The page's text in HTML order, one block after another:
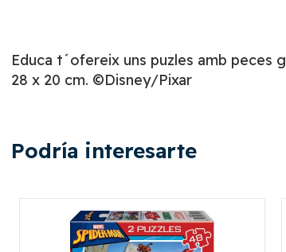
Educa t´ofereix uns puzles amb peces
28 x 20 cm. ©Disney/Pixar
Podría interesarte